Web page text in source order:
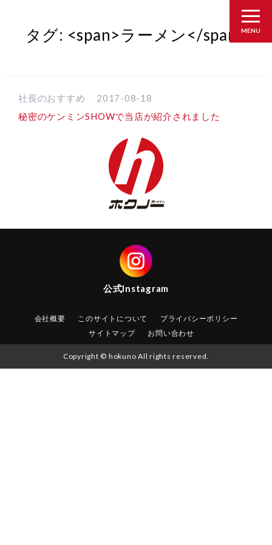
MENU
タグ: <span>ラーメン</span>
社長のおすすめ
2017-08-18
秘密のケンミンSHOWで当店が紹介されました
公式Instagram
会社概要 このサイトについて
プライバシーポリシー
サイトマップ
お問い合わせ
Copyright © hokuno All rights reserved.